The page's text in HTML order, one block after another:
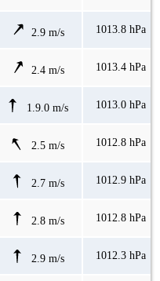
2.9 m/s 1013.8 hPa
2.4 m/s 1013.4 hPa
1.9.0 m/s 1013.0 hPa
2.5 m/s 1012.8 hPa
2.7 m/s 1012.9 hPa
2.8 m/s 1012.8 hPa
2.9 m/s 1012.3 hPa